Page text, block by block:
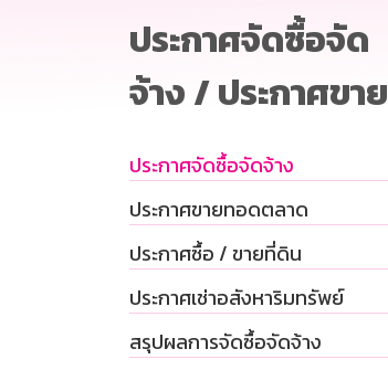
ประกาศจัดซื้อจัด
จ้าง / ประกาศขาย
ประกาศจัดซื้อจัดจ้าง
ประกาศขายทอดตลาด
ประกาศซื้อ / ขายที่ดิน
ประกาศเช่าอสังหาริมทรัพย์
สรุปผลการจัดซื้อจัดจ้าง